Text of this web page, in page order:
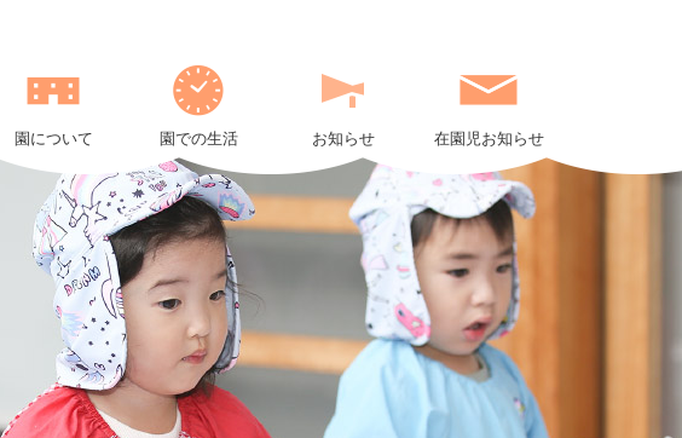
祉
法
人
長
尾
会
ク
ア
園について 園での生活 お知らせ 在園児お知らせ